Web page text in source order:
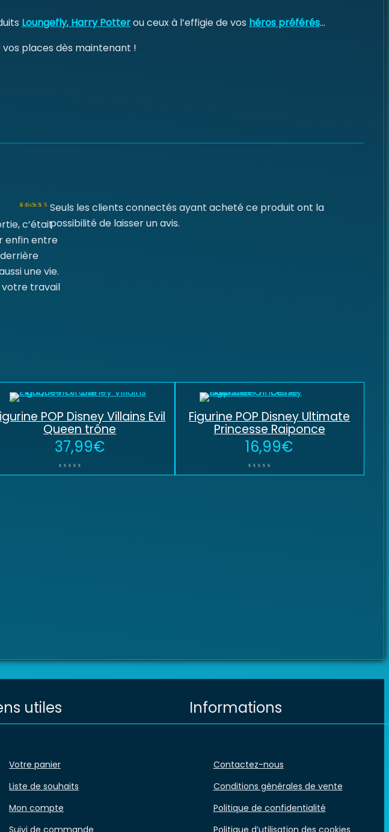
Loungefly, Harry Potterou ceux à l’effigie de vos héros préférés…
places dès maintenant !
Note5sur 5
c’était
enfin entre
une vie.
votre travail
Seuls les clients connectés ayant acheté ce produit ont la
possibilité de laisser un avis.
POP Disney Villains Evil
Queen trône
37,99€
Figurine POP Disney Ultimate
Princesse Raiponce
16,99€
utiles
Votre panier
Liste de souhaits
Mon compte
Informations
Contactez-nous
Conditions générales de vente
Politique de confidentialité